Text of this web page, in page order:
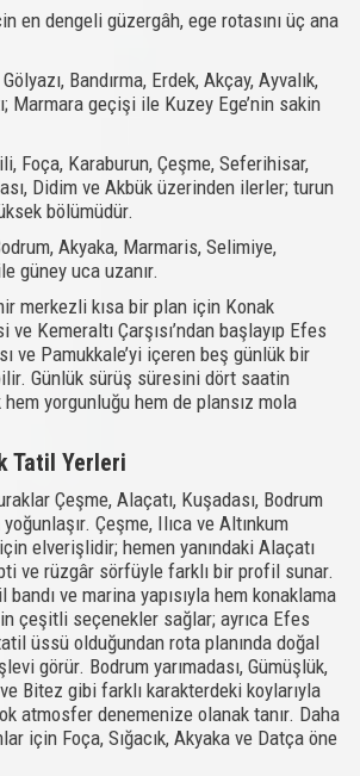
en dengeli güzergâh, ege rotasını üç ana
Bandırma, Erdek, Akçay, Ayvalık,
Marmara geçişi ile Kuzey Ege’nin sakin
Foça, Karaburun, Çeşme, Seferihisar,
Didim ve Akbük üzerinden ilerler; turun
bölümüdür.
Akyaka, Marmaris, Selimiye,
güney uca uzanır.
merkezli kısa bir plan için Konak
ve Kemeraltı Çarşısı’ndan başlayıp Efes
ve Pamukkale’yi içeren beş günlük bir
Günlük sürüş süresini dört saatin
yorgunluğu hem de plansız mola
Tatil Yerleri
Çeşme, Alaçatı, Kuşadası, Bodrum
Çeşme, Ilıca ve Altınkum
elverişlidir; hemen yanındaki Alaçatı
ve rüzgâr sörfüyle farklı bir profil sunar.
bandı ve marina yapısıyla hem konaklama
çeşitli seçenekler sağlar; ayrıca Efes
üssü olduğundan rota planında doğal
görür. Bodrum yarımadası, Gümüşlük,
Bitez gibi farklı karakterdeki koylarıyla
atmosfer denemenize olanak tanır. Daha
için Foça, Sığacık, Akyaka ve Datça öne